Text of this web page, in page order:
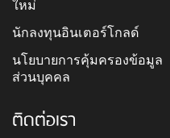
ใหม่
นักลงทุนอินเตอร์โกลด์
นโยบายการคุ้มครองข้อมูล
ส่วนบุคคล
ติดต่อเรา